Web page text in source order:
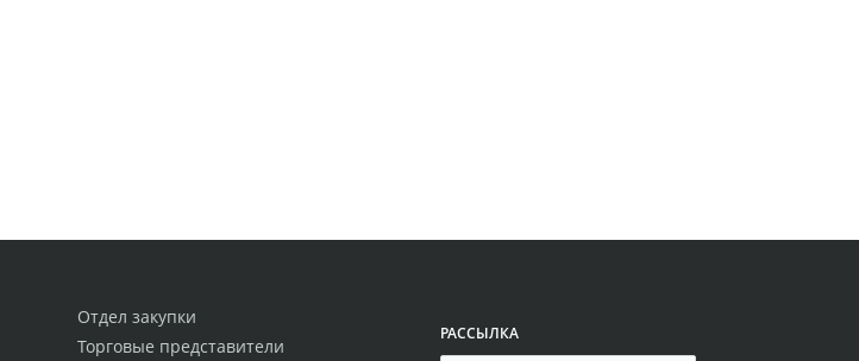
Отдел закупки
Торговые представители
РАССЫЛКА